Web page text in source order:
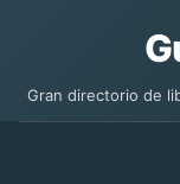
Gran directorio de